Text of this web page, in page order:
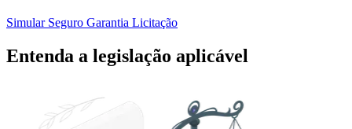
Simular Seguro Garantia Licitação
Entenda a legislação aplicável